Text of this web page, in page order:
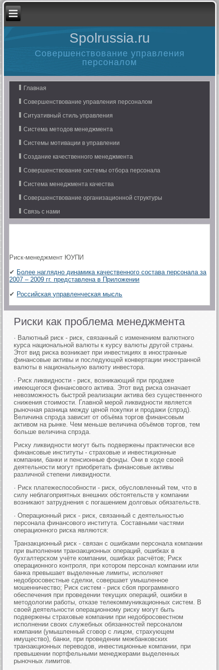
Spolrussia.ru
Совершенствование управления
персоналом
Главная
Совершенствование управления персоналом
Ситуативный стиль управления
Система методов менеджмента
Системы мотивации в управлении
Создание качественного менеджмента
Совершенствование системы отбора персонала
Система менеджмента качества
Совершенствование организационной структуры
Связь с нами
Риск-менеджмент ЮУПИ
✔ Более наглядно динамика качественного состава персонала за
2007 – 2009 гг. представлена в Приложении
✔ Российская управленческая мысль
Риски как проблема менеджмента
· Валютный риск - риск, связанный с изменением валютного
курса национальной валюты к курсу валюты другой страны.
Этот вид риска возникает при инвестициях в иностранные
финансовые активы и последующей конвертации иностранной
валюты в национальную валюту инвестора.
· Риск ликвидности - риск, возникающий при продаже
имеющегося финансового актива. Этот вид риска означает
невозможность быстрой реализации актива без существенного
снижения стоимости. Главной мерой ликвидности является
рыночная разница между ценой покупки и продажи (спрэд).
Величина спрэда зависит от объёма торгов финансовым
активом на рынке. Чем меньше величина объёмов торгов, тем
больше величина спрэда.
Риску ликвидности могут быть подвержены практически все
финансовые институты - страховые и инвестиционные
компании, банки и пенсионные фонды. Они в ходе своей
деятельности могут приобретать финансовые активы
различной степени ликвидности.
· Риск платежеспособности - риск, обусловленный тем, что в
силу неблагоприятных внешних обстоятельств у компании
возникают затруднения с погашением долговых обязательств.
· Операционный риск - риск, связанный с деятельностью
персонала финансового института. Составными частями
операционного риска являются:
Транзакционный риск - связан с ошибками персонала компании
при выполнении транзакционных операций, ошибках в
бухгалтерском учёте компании, ошибках расчётов; Риск
операционного контроля, при котором персонал компании или
банка превышает выделенные лимиты, исполняет
недобросовестные сделки, совершает умышленное
мошенничество; Риск систем - риск сбоя программного
обеспечения при проведении текущих операций, ошибки в
методологии работы, отказе телекоммуникационных систем. В
своей деятельности операционному риску могут быть
подвержены страховые компании при недобросовестном
исполнении своих служебных обязанностей персоналом
компании (умышленный сговор с лицом, страхующем
имущество), банки, при проведении межбанковских
транзакционных переводов, инвестиционные компании, при
превышении портфельными менеджерами выделенных
рыночных лимитов.